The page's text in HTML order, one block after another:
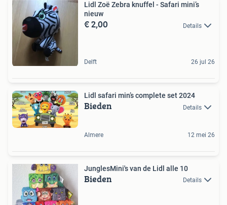
Lidl Zoë Zebra knuffel - Safari mini’s
nieuw
€ 2,00 Details
Delft 26 jul 26
Lidl safari min’s complete set 2024
Bieden Details
Almere 12 mei 26
JunglesMini's van de Lidl alle 10
Bieden Details